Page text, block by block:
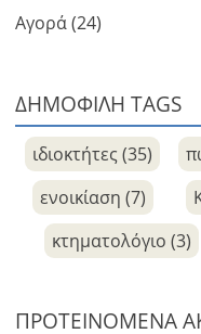
Αγορά (24)
ΔΗΜΟΦΙΛΗ TAGS
ιδιοκτήτες (35)
ενοικίαση (7)
κτηματολόγιο (3)
ΠΡΟΤΕΙΝΌΜΕΝΑ